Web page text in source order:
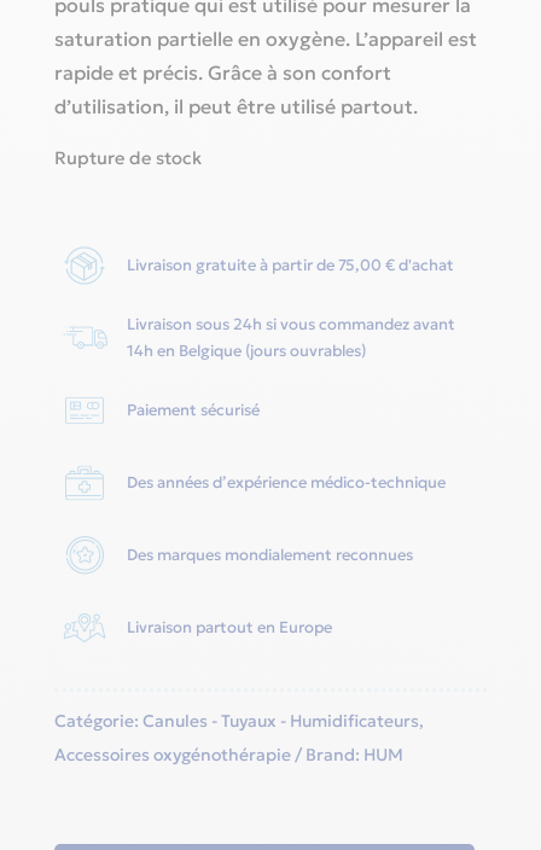
pouls pratique qui est utilisé pour mesurer la
saturation partielle en oxygène. L’appareil est
rapide et précis. Grâce à son confort
d’utilisation, il peut être utilisé partout.
Rupture de stock
Livraison gratuite à partir de 75,00 € d'achat
Livraison sous 24h si vous commandez avant
14h en Belgique (jours ouvrables)
Paiement sécurisé
Des années d’expérience médico-technique
Des marques mondialement reconnues
Livraison partout en Europe
Catégorie: Canules - Tuyaux - Humidificateurs,
Accessoires oxygénothérapie
Brand: HUM